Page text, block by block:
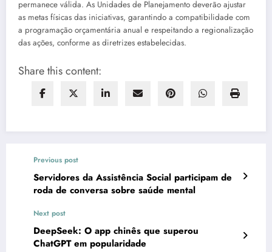
permanece válida. As Unidades de Planejamento deverão ajustar
as metas físicas das iniciativas, garantindo a compatibilidade com
a programação orçamentária anual e respeitando a regionalização
das ações, conforme as diretrizes estabelecidas.
Share this content:
Previous post
Servidores da Assistência Social participam de
roda de conversa sobre saúde mental
Next post
DeepSeek: O app chinês que superou
ChatGPT em popularidade